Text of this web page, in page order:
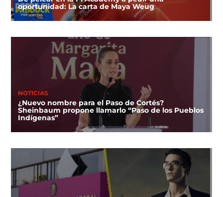
oportunidad: La carta de Maya Weug
NOTICIAS
¿Nuevo nombre para el Paso de Cortés?
Sheinbaum propone llamarlo “Paso de los Pueblos
Indígenas”